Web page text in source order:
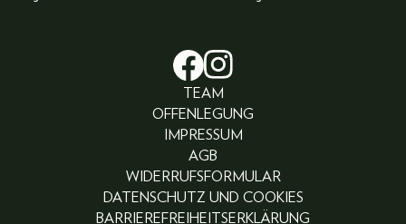
TEAM
OFFENLEGUNG
IMPRESSUM
AGB
WIDERRUFSFORMULAR
DATENSCHUTZ UND COOKIES
BARRIEREFREIHEITSERKLÄRUNG